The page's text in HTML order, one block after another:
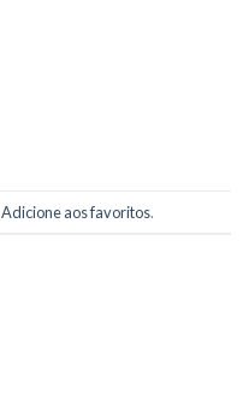
Adicione aos favoritos.